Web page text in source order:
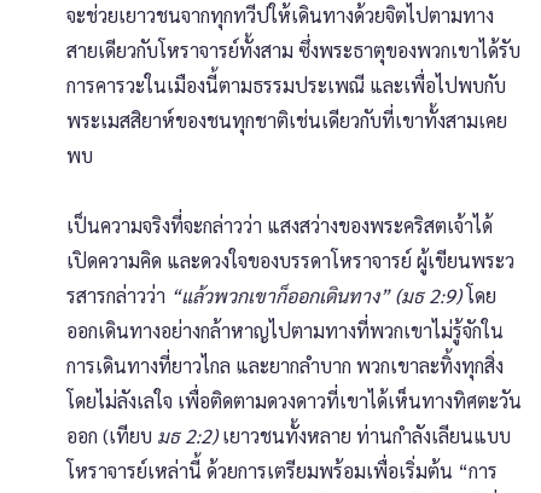
จะช่วยเยาวชนจากทุกทวีปให้เดินทางด้วยจิตไปตามทาง
สายเดียวกับโหราจารย์ทั้งสาม ซึ่งพระธาตุของพวกเขาได้รับ
การคารวะในเมืองนี้ตามธรรมประเพณี และเพื่อไปพบกับ
พระเมสสิยาห์ของชนทุกชาติเช่นเดียวกับที่เขาทั้งสามเคย
พบ
เป็นความจริงที่จะกล่าวว่า แสงสว่างของพระคริสตเจ้าได้
เปิดความคิด และดวงใจของบรรดาโหราจารย์ ผู้เขียนพระว
รสารกล่าวว่า “แล้วพวกเขาก็ออกเดินทาง” (มธ 2:9)โดย
ออกเดินทางอย่างกล้าหาญไปตามทางที่พวกเขาไม่รู้จักใน
การเดินทางที่ยาวไกล และยากลำบาก พวกเขาละทิ้งทุกสิ่ง
โดยไม่ลังเลใจ เพื่อติดตามดวงดาวที่เขาได้เห็นทางทิศตะวัน
ออก (เทียบ มธ 2:2)เยาวชนทั้งหลาย ท่านกำลังเลียนแบบ
โหราจารย์เหล่านี้ ด้วยการเตรียมพร้อมเพื่อเริ่มต้น “การ